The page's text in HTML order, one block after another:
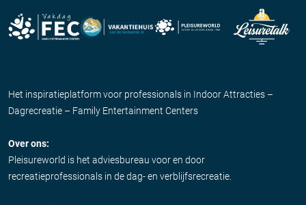
Het inspiratieplatform voor professionals in Indoor Attracties –
Dagrecreatie – Family Entertainment Centers
Over ons:
Pleisureworld is het adviesbureau voor en door
recreatieprofessionals in de dag- en verblijfsrecreatie.